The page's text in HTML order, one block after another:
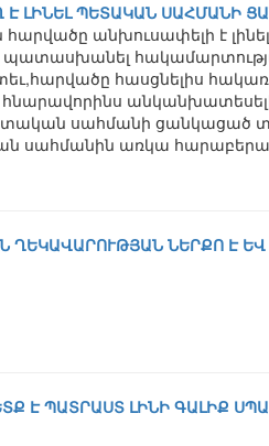
ԼԻՆԵԼ ՊԵՏԱԿԱՆ ՍԱՀՄԱՆԻ
անխուսափելի է
պատասխանել
հասցնելիս
սահմանի ցանկացած
սահմանին առկա
ՂԵԿԱՎԱՐՈՒԹՅԱՆ ՆԵՐՔՈ Է
Է ՊԱՏՐԱՍՏ ԼԻՆԻ ԳԱԼԻՔ